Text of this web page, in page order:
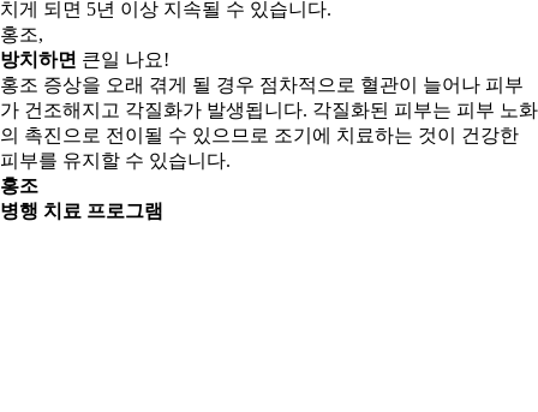
치게 되면 5년 이상 지속될 수 있습니다.
홍조,
방치하면 큰일 나요!
홍조 증상을 오래 겪게 될 경우 점차적으로 혈관이 늘어나 피부
가 건조해지고 각질화가 발생됩니다. 각질화된 피부는 피부 노화
의 촉진으로 전이될 수 있으므로 조기에 치료하는 것이 건강한
피부를 유지할 수 있습니다.
홍조
병행 치료 프로그램